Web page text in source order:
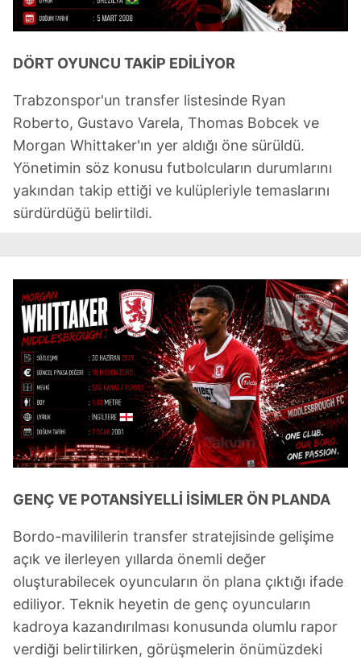
DÖRT OYUNCU TAKİP EDİLİYOR
Trabzonspor'un transfer listesinde Ryan
Roberto, Gustavo Varela, Thomas Bobcek ve
Morgan Whittaker'ın yer aldığı öne sürüldü.
Yönetimin söz konusu futbolcuların durumlarını
yakından takip ettiği ve kulüpleriyle temaslarını
sürdürdüğü belirtildi.
GENÇ VE POTANSİYELLİ İSİMLER ÖN PLANDA
Bordo-mavililerin transfer stratejisinde gelişime
açık ve ilerleyen yıllarda önemli değer
oluşturabilecek oyuncuların ön plana çıktığı ifade
ediliyor. Teknik heyetin de genç oyuncuların
kadroya kazandırılması konusunda olumlu rapor
verdiği belirtilirken, görüşmelerin önümüzdeki